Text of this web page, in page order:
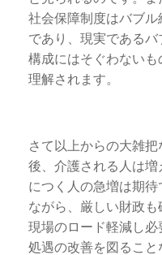
社会保障制度はバブ
であり、現実である
構成にはそぐわない
理解されます。
さて以上からの大雑
後、介護される人は
につく人の急増は期
ながら、厳しい財政
現場のロード軽減し
処遇の改善を図ること